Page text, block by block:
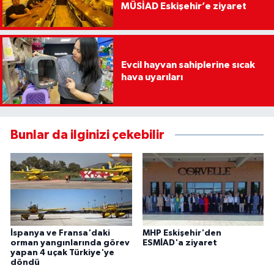
MÜSİAD Eskişehir’e ziyaret
Evcil hayvan sahiplerine sıcak
hava uyarıları
Bunlar da ilginizi çekebilir
İspanya ve Fransa'daki
orman yangınlarında görev
yapan 4 uçak Türkiye'ye
döndü
MHP Eskişehir'den
ESMİAD'a ziyaret